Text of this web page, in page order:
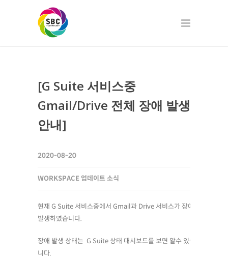
[G Suite 서비스중
Gmail/Drive 전체 장애 발생
안내]
2020-08-20
WORKSPACE 업데이트 소식
현재 G Suite 서비스중에서 Gmail과 Drive 서비스가 장애가
발생하였습니다.
장애 발생 상태는 G Suite 상태 대시보드를 보면 알수 있습
니다.